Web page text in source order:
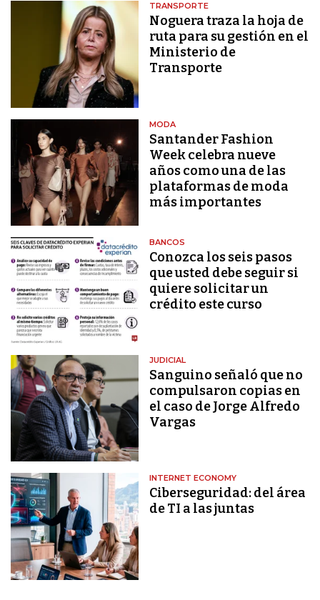
TRANSPORTE
Noguera traza la hoja de
ruta para su gestión en el
Ministerio de
Transporte
MODA
Santander Fashion
Week celebra nueve
años como una de las
plataformas de moda
más importantes
BANCOS
Conozca los seis pasos
que usted debe seguir si
quiere solicitar un
crédito este curso
JUDICIAL
Sanguino señaló que no
compulsaron copias en
el caso de Jorge Alfredo
Vargas
INTERNET ECONOMY
Ciberseguridad: del área
de TI a las juntas